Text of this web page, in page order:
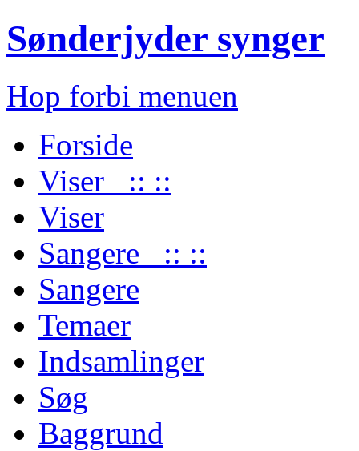
Sønderjyder synger
Hop forbi menuen
Forside
Viser :: ::
Viser
Sangere :: ::
Sangere
Temaer
Indsamlinger
Søg
Baggrund